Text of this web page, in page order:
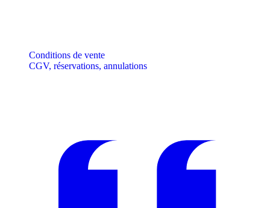
Conditions de vente
CGV, réservations, annulations